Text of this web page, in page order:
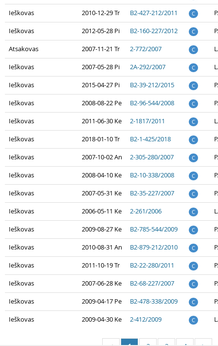
Ieškovas 2010-12-29 Tr B2-427-212/2011 C
Ieškovas 2012-05-28 Pi B2-160-227/2012 C
Atsakovas 2007-11-21 Tr 2-772/2007 C
Ieškovas 2007-05-28 Pi 2A-292/2007 C
Ieškovas 2015-04-27 Pi B2-39-212/2015 C
Ieškovas 2008-08-22 Pe B2-96-544/2008 C
Ieškovas 2011-06-30 Ke 2-1817/2011 C
Ieškovas 2018-01-10 Tr B2-1-425/2018 C
Ieškovas 2007-10-02 An 2-305-280/2007 C
Ieškovas 2008-04-10 Ke B2-10-338/2008 C
Ieškovas 2007-05-31 Ke B2-35-227/2007 C
Ieškovas 2006-05-11 Ke 2-261/2006 C
Ieškovas 2009-08-27 Ke B2-785-544/2009 C
Ieškovas 2010-08-31 An B2-879-212/2010 C
Ieškovas 2011-10-19 Tr B2-22-280/2011 C
Ieškovas 2007-06-28 Ke B2-68-227/2007 C
Ieškovas 2009-04-17 Pe B2-478-338/2009 C
Ieškovas 2009-04-30 Ke 2-412/2009 C